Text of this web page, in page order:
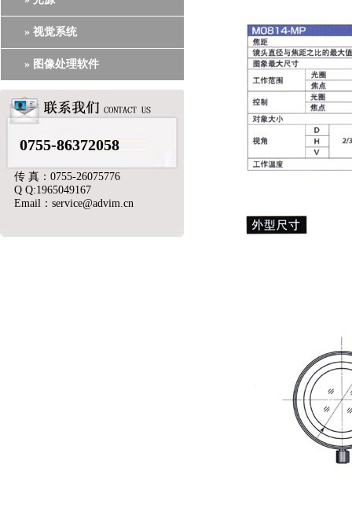
» 视觉系统
» 图像处理软件
0755-86372058
传 真：0755-26075776
Q Q:1965049167
Email：service@advim.cn